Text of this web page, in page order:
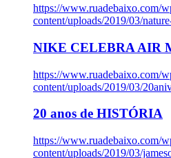
https://www.ruadebaixo.com/
content/uploads/2019/03/
NIKE CELEBRA AIR
https://www.ruadebaixo.com/
content/uploads/2019/03/
20 anos de HISTÓRIA
https://www.ruadebaixo.com/
content/uploads/2019/03/